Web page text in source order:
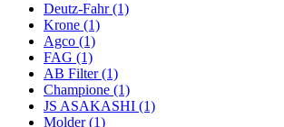
Deutz-Fahr (1)
Krone (1)
Agco (1)
FAG (1)
AB Filter (1)
Champione (1)
JS ASAKASHI (1)
Molder (1)